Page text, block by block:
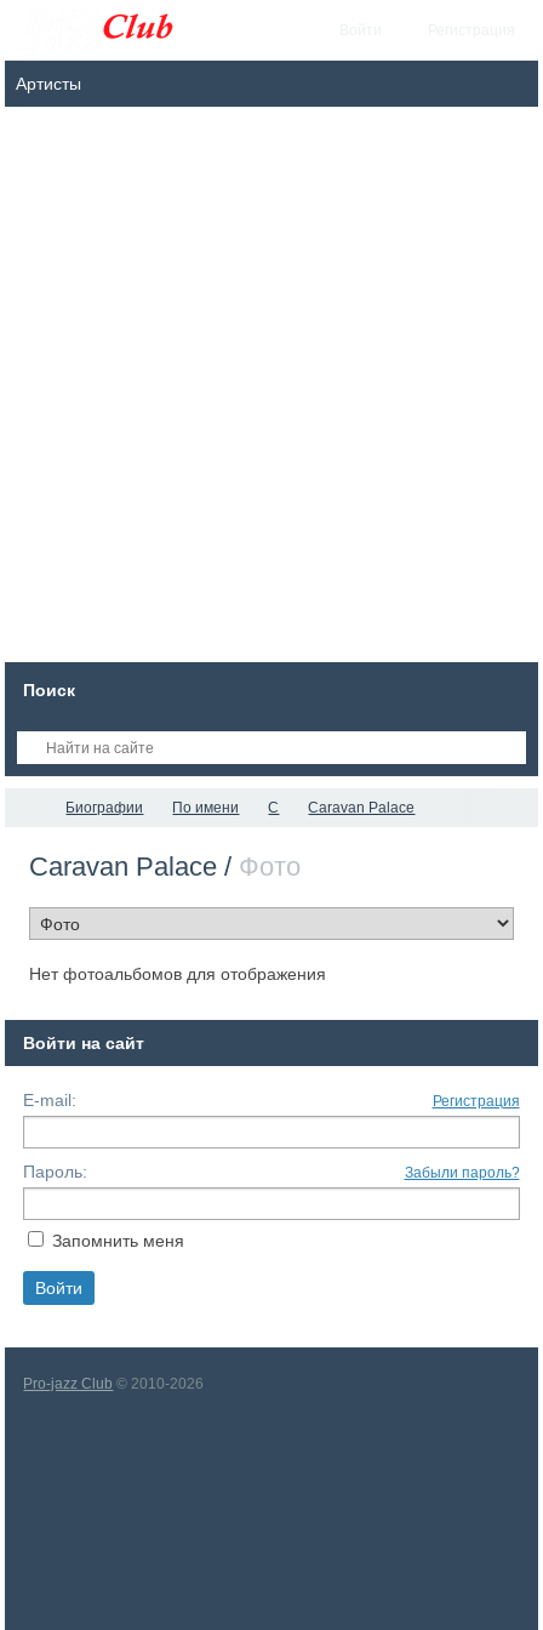
Поиск
Биографии По имени C Caravan Palace
Caravan Palace / Фото
Нет фотоальбомов для отображения
Войти на сайт
E-mail: Регистрация
Пароль: Забыли пароль?
Запомнить меня
Pro-jazz Club © 2010-2026